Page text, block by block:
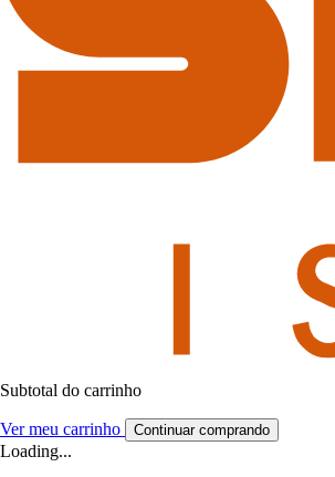
Subtotal do carrinho
Ver meu carrinho Continuar comprando
Loading...